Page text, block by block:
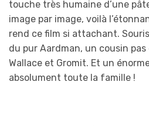
touche très humaine d’une
image par image, voilà
rend ce film si attachant.
du pur Aardman, un cousin
Wallace et Gromit. Et un
absolument toute la famille !